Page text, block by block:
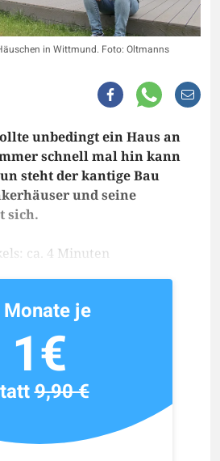
in Wittmund. Foto: Oltmanns
unbedingt ein Haus an
schnell mal hin kann
steht der kantige Bau
und seine
sich.
ca. 4 Minuten
je
1€
9,90 €